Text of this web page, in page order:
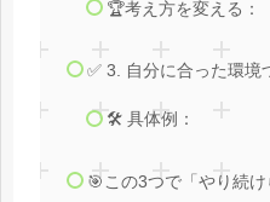
🏆考え方を変える：
✅ 3. 自分に合った環境
🛠 具体例：
🎯この3つで「やり続